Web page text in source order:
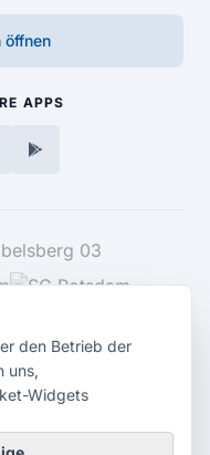
öffnen
APPS
den Betrieb der
uns,
Widgets